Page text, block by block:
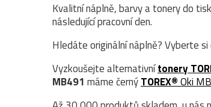
Kvalitní náplně, barvy a tonery do
následující pracovní den.
Hledáte originální náplně? Vyberte si
Vyzkoušejte alternativnítonery
MB491 máme černýTOREX®Oki